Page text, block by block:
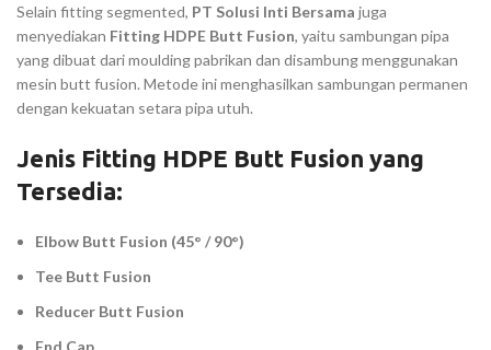
Selain fitting segmented, PT Solusi Inti Bersama juga
menyediakan Fitting HDPE Butt Fusion, yaitu sambungan pipa
yang dibuat dari moulding pabrikan dan disambung menggunakan
mesin butt fusion. Metode ini menghasilkan sambungan permanen
dengan kekuatan setara pipa utuh.
Jenis Fitting HDPE Butt Fusion yang
Tersedia:
Elbow Butt Fusion (45° / 90°)
Tee Butt Fusion
Reducer Butt Fusion
End Cap